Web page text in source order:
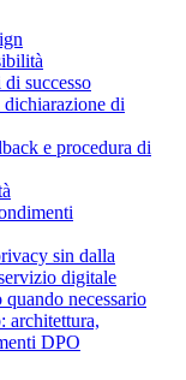
successo
di
e procedura di
sin dalla
digitale
necessario
architettura,
DPO